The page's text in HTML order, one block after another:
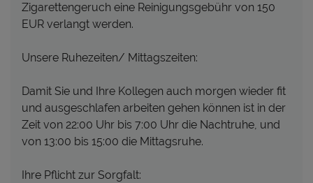
Zigarettengeruch eine Reinigungsgebühr von 150
EUR verlangt werden.
Unsere Ruhezeiten/ Mittagszeiten:
Damit Sie und Ihre Kollegen auch morgen wieder fit
und ausgeschlafen arbeiten gehen können ist in der
Zeit von 22:00 Uhr bis 7:00 Uhr die Nachtruhe, und
von 13:00 bis 15:00 die Mittagsruhe.
Ihre Pflicht zur Sorgfalt: